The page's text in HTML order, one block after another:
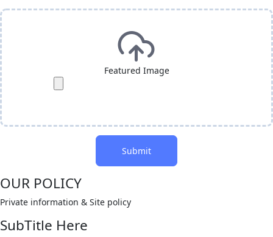
Featured Image
Submit
OUR POLICY
Private information & Site policy
SubTitle Here